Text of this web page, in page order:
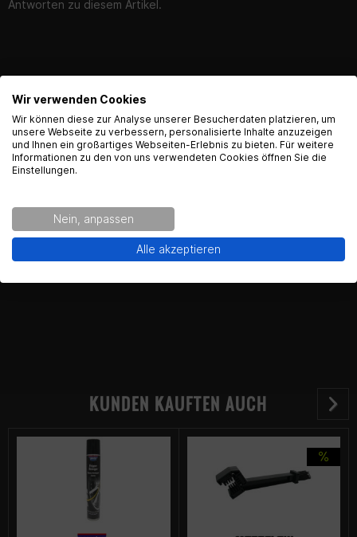
Antworten zu diesem Artikel.
Produktsicherheit
Kontaktinformationen des Herstellers:
Kurt-Vogelsang-Stra§e 6
74855 Ha§mersheim
Kontakt: https://www.motip.com/de-de/kontakt
KUNDEN KAUFTEN AUCH
English Language recognized
Hey! Our Shop recognized that you are from USA.
Would you like to see the english Version of Radical
No thanks.
Wir verwenden Cookies
Wir können diese zur Analyse unserer Besucherdaten platzieren, um
unsere Webseite zu verbessern, personalisierte Inhalte anzuzeigen
und Ihnen ein großartiges Webseiten-Erlebnis zu bieten. Für weitere
Informationen zu den von uns verwendeten Cookies öffnen Sie die
Einstellungen.
Nein, anpassen
Alle akzeptieren